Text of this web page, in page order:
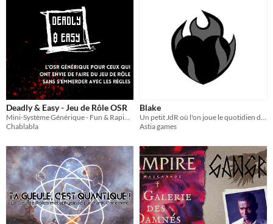
Deadly & Easy - Jeu de Rôle OSR
Chablabla
Blake
Astia games